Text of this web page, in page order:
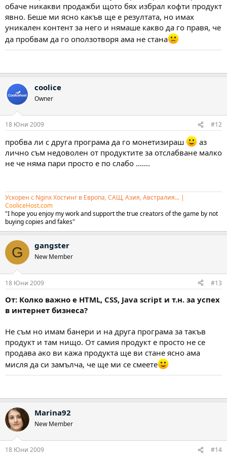
обаче никакви продажби щото бях избрал кофти продукт
явно. Беше ми ясно какъв ще е резултата, но имах
уникален контент за него и нямаше какво да го правя, че
да пробвам да го оползотворя ама не стана
coolice
Owner
18 Юни 2009 #12
пробва ли с друга програма да го монетизираш
аз
лично съм недоволен от продуктите за отслабване малко
не че няма пари просто е по слабо .......
Ускорен с Nginx Хостинг в Европа, САЩ, Азия, Австралия... |
CooliceHost.com
"I hope you enjoy my work and support the true creators of the game by not
buying copies and fakes"
G gangster
New Member
18 Юни 2009 #13
От: Колко важно е HTML, CSS, Java script и т.н. за успех
в интернет бизнеса?
Не съм но имам банери и на друга програма за такъв
продукт и там нищо. От самия продукт е просто не се
продава ако ви кажа продукта ще ви стане ясно ама
мисля да си замълча, че ще ми се смеете
Marina92
New Member
18 Юни 2009 #14